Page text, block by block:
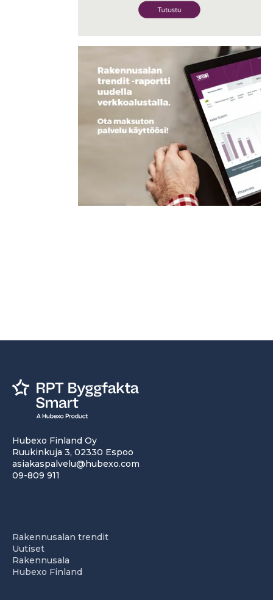
Hubexo Finland Oy
Ruukinkuja 3, 02330 Espoo
asiakaspalvelu@hubexo.com
09-809 911
Rakennusalan trendit
Uutiset
Rakennusala
Hubexo Finland